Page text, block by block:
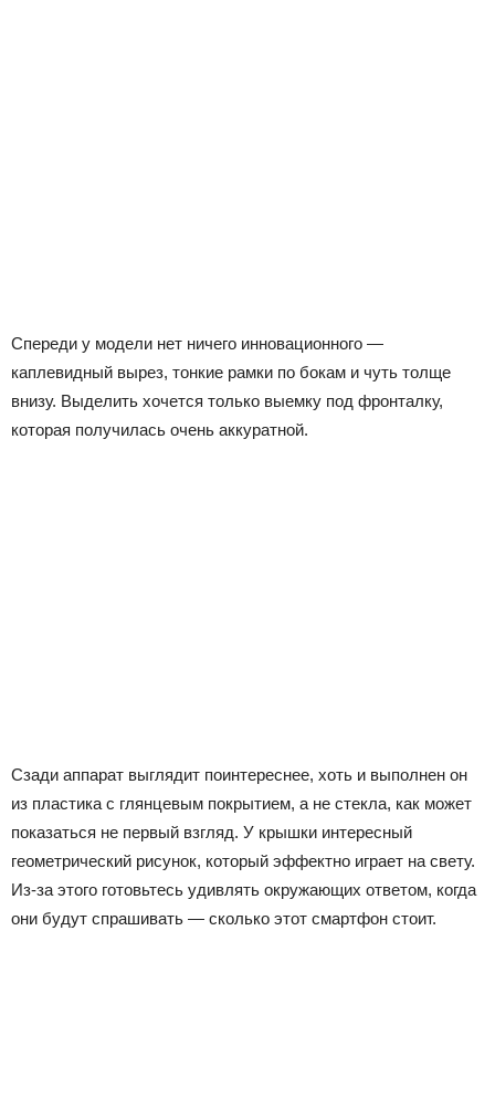
Спереди у модели нет ничего инновационного —
каплевидный вырез, тонкие рамки по бокам и чуть толще
внизу. Выделить хочется только выемку под фронталку,
которая получилась очень аккуратной.
Сзади аппарат выглядит поинтереснее, хоть и выполнен он
из пластика с глянцевым покрытием, а не стекла, как может
показаться не первый взгляд. У крышки интересный
геометрический рисунок, который эффектно играет на свету.
Из-за этого готовьтесь удивлять окружающих ответом, когда
они будут спрашивать — сколько этот смартфон стоит.